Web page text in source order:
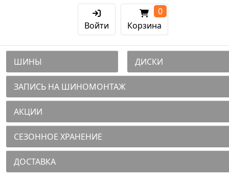
Войти Корзина
0
ШИНЫ ДИСКИ
ЗАПИСЬ НА ШИНОМОНТАЖ
АКЦИИ
СЕЗОННОЕ ХРАНЕНИЕ
ДОСТАВКА